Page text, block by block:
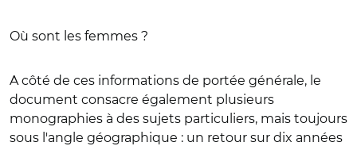
Où sont les femmes ?
A côté de ces informations de portée générale, le
document consacre également plusieurs
monographies à des sujets particuliers, mais toujours
sous l'angle géographique : un retour sur dix années